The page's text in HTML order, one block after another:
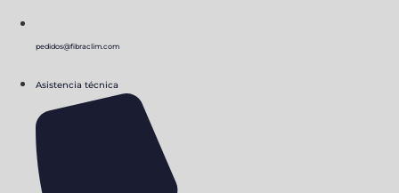
pedidos@fibraclim.com
Asistencia técnica